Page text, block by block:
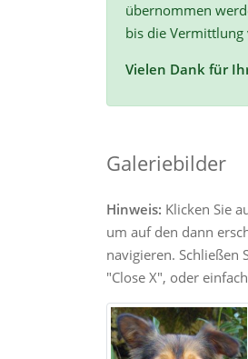
übernommen
bis die Vermittlung
Vielen Dank für
Galeriebilder
Hinweis: Klicken Sie
um auf den dann
navigieren. Schließen
"Close X", oder